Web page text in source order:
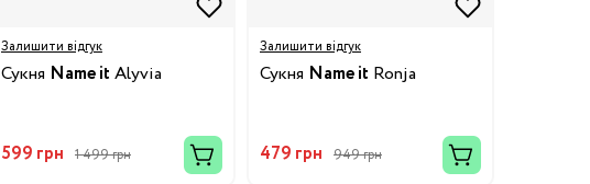
Залишити відгук
Сукня Name it Alyvia
599 грн 1 499 грн
Залишити відгук
Сукня Name it Ronja
479 грн 949 грн